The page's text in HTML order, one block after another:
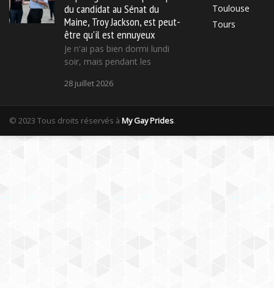
du candidat au Sénat du
Maine, Troy Jackson, est peut-
être qu'il est ennuyeux
Je n'ai pas bien dormi lundi
soir, mais pendant les
28 juillet 2026
Toulouse
Tours
© 2023 Tous droits réservés à My Gay Prides.